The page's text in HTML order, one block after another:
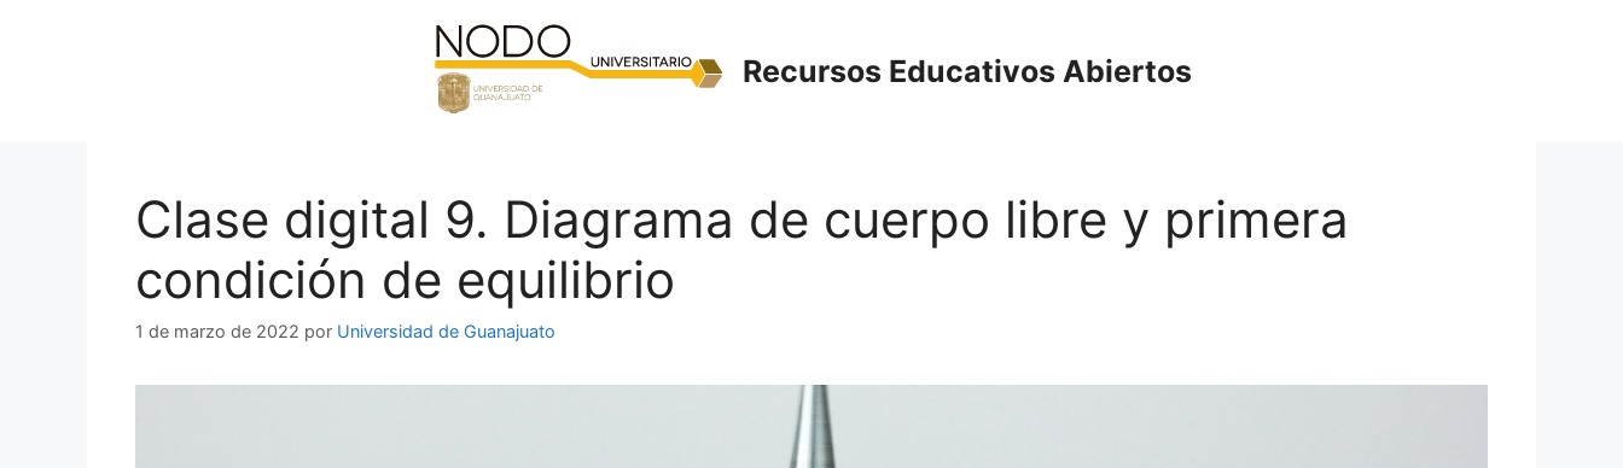
Recursos Educativos Abiertos
Clase digital 9. Diagrama de cuerpo libre y primera
condición de equilibrio
1 de marzo de 2022 por Universidad de Guanajuato